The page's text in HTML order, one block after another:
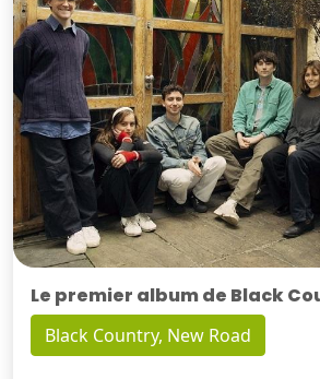
Le premier album de Black
Black Country, New Road